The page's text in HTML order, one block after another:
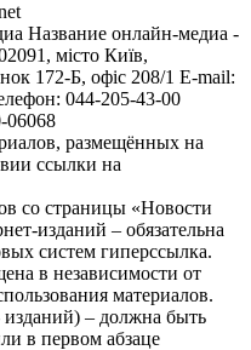
Название онлайн-медиа -
місто Київ,
172-Б, офіс 208/1 E-mail:
044-205-43-00
06068
размещённых на
ссылки на
со страницы «Новости
изданий – обязательна
систем гиперссылка.
в независимости от
материалов.
изданий) – должна быть
в первом абзаце